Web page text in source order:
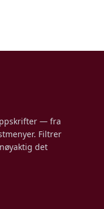
— fra
Filtrer
det